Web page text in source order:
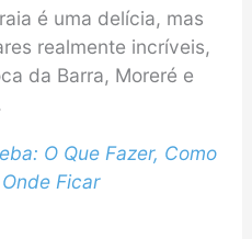
é uma delícia, mas
realmente incríveis,
da Barra, Moreré e
O Que Fazer, Como
Ficar